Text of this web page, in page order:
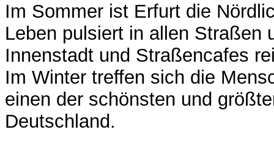
Im Sommer ist Erfurt die
Leben pulsiert in allen Straßen
Innenstadt und Straßencafes
Im Winter treffen sich die
einen der schönsten und
Deutschland.